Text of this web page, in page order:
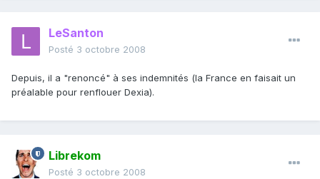
LeSanton
Posté 3 octobre 2008
Depuis, il a "renoncé" à ses indemnités (la France en faisait un
préalable pour renflouer Dexia).
Librekom
Posté 3 octobre 2008